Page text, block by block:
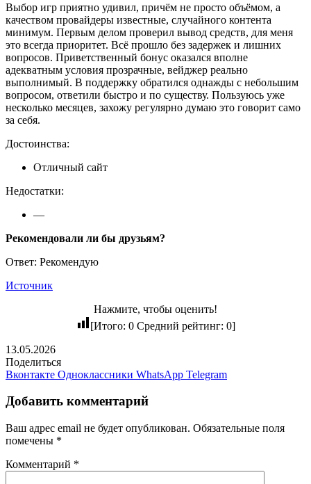
Выбор игр приятно удивил, причём не просто объёмом, а
качеством провайдеры известные, случайного контента
минимум. Первым делом проверил вывод средств, для меня
это всегда приоритет. Всё прошло без задержек и лишних
вопросов. Приветственный бонус оказался вполне
адекватным условия прозрачные, вейджер реально
выполнимый. В поддержку обратился однажды с небольшим
вопросом, ответили быстро и по существу. Пользуюсь уже
несколько месяцев, захожу регулярно думаю это говорит само
за себя.
Достоинства:
Отличный сайт
Недостатки:
—
Рекомендовали ли бы друзьям?
Ответ: Рекомендую
Источник
Нажмите, чтобы оценить!
[Итого: 0Средний рейтинг: 0]
13.05.2026
Поделиться
Вконтакте Одноклассники WhatsApp Telegram
Добавить комментарий
Ваш адрес email не будет опубликован. Обязательные поля
помечены *
Комментарий *